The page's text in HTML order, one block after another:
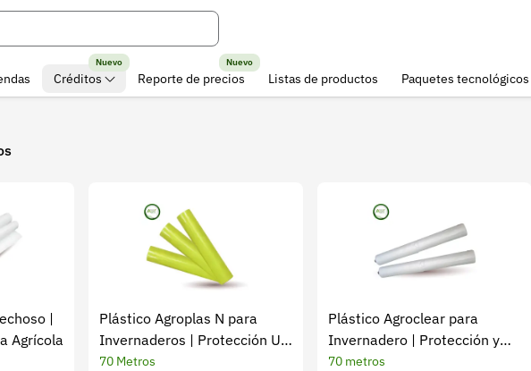
Créditos
Nuevo
Reporte de precios
Nuevo
Listas de productos Paquetes tecnológicos
|
Agrícola
Plástico Agroplas N para
Invernaderos | Protección UV
y Resistencia
70 Metros
Plástico Agroclear para
Invernadero | Protección y
Difusión UV
70 metros